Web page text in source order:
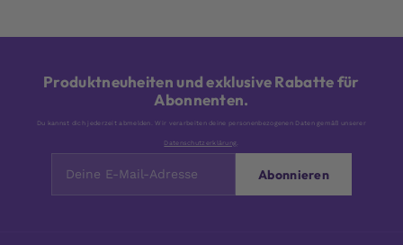
Produktneuheiten und exklusive Rabatte für
Abonnenten.
Du kannst dich jederzeit abmelden. Wir verarbeiten deine personenbezogenen Daten gemäß unserer
Datenschutzerklärung
Abonnieren